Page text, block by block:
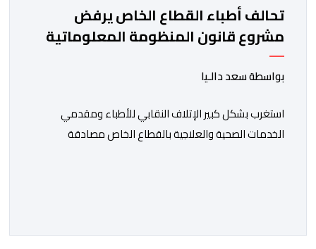
تحالف أطباء القطاع الخاص يرفض
مشروع قانون المنظومة المعلوماتية
الصحية الوطنية المندمجة
بواسطة سعد دالـيا
استغرب بشكل كبير الإتلاف النقابي للأطباء ومقدمي
الخدمات الصحية والعلاجية بالقطاع الخاص مصادقة
الخدمات العلاجية رغم ما تسنه مقتضيات مشروع القانون